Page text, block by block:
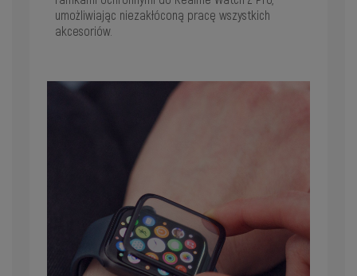
umożliwiając niezakłóconą pracę wszystkich
akcesoriów.